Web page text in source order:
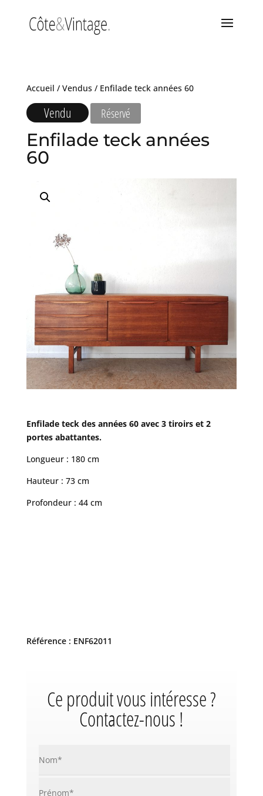
Accueil / Vendus/ Enfilade teck années 60
Vendu Réservé
Enfilade teck années
60
Enfilade teck des années 60 avec 3 tiroirs et 2
portes abattantes.
Longueur : 180 cm
Hauteur : 73 cm
Profondeur : 44 cm
Référence : ENF62011
Ce produit vous intéresse ?
Contactez-nous !